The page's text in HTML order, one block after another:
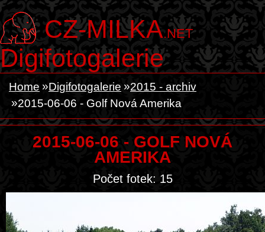
CZ-MILKA.NET
Digifotogalerie
Home Digifotogalerie
2015 - archiv
2015-06-06 - Golf Nová Amerika
2015-06-06 - GOLF NOVÁ
AMERIKA
Počet fotek: 15